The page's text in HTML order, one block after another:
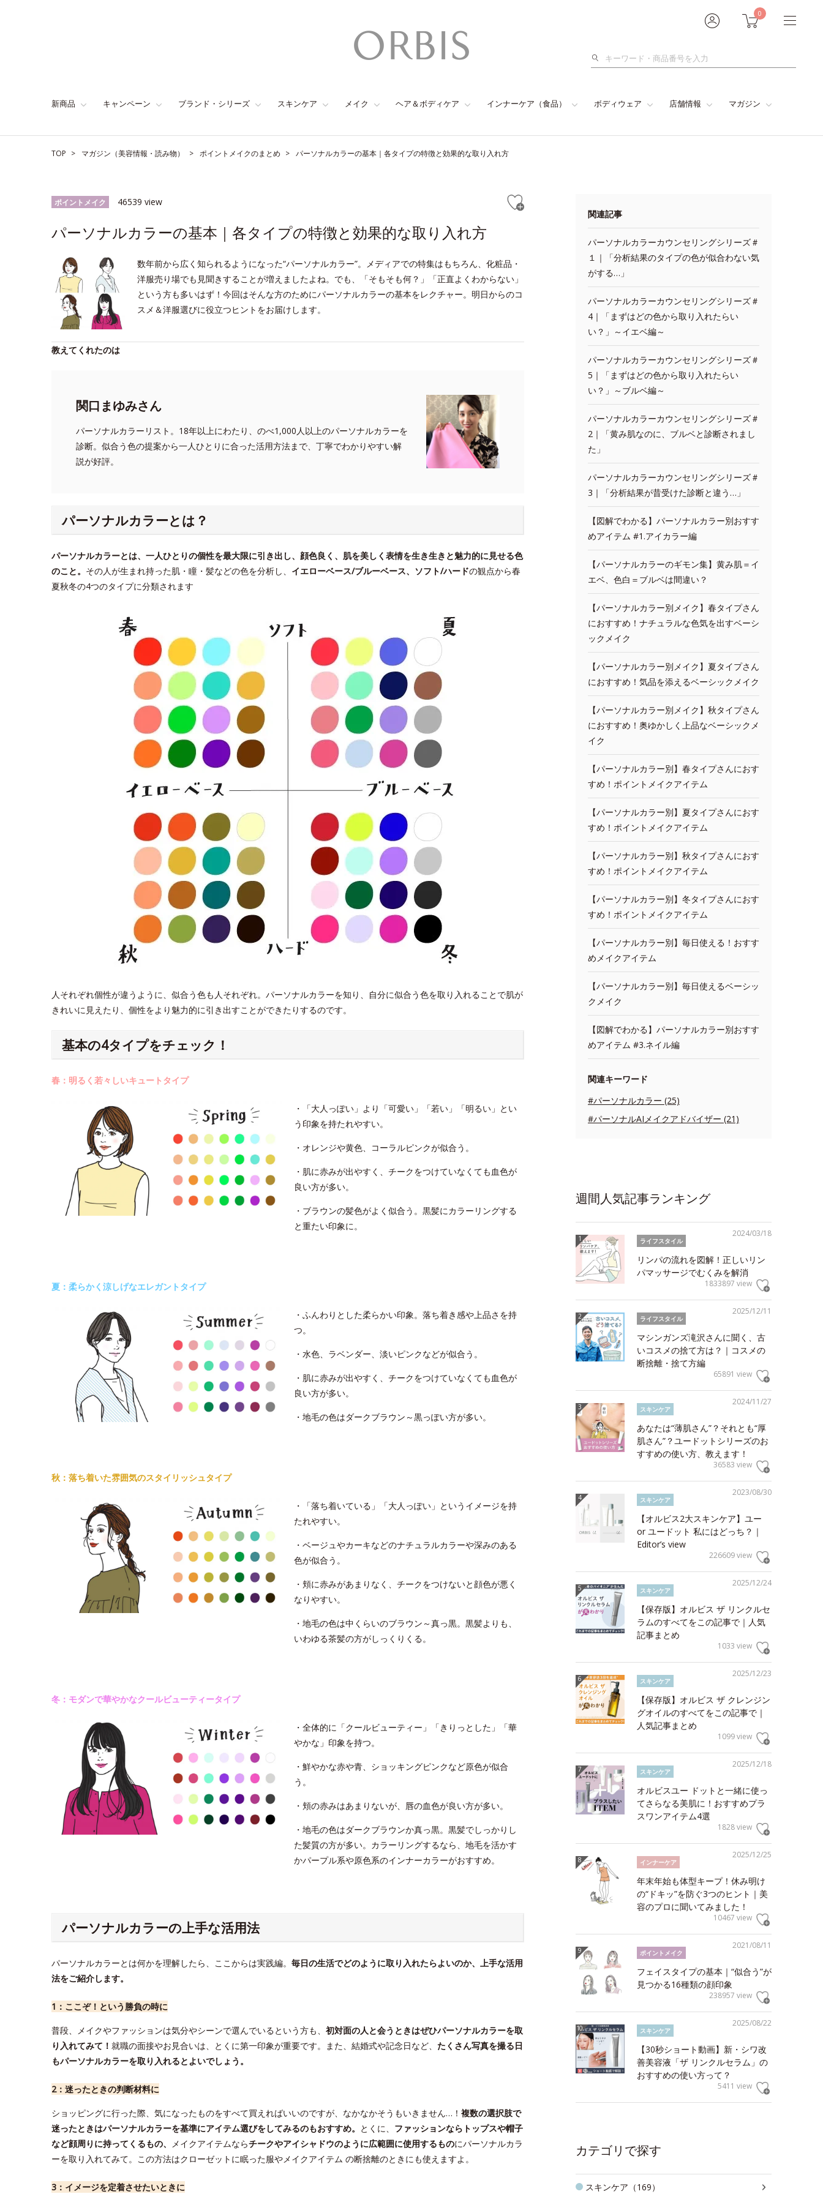
0
検
新商品 キャンペーン ブランド・シリーズ スキンケア メイク ヘア＆ボディケア インナーケア（食品） ボディウェア 店舗情報 マガジン
TOP マガジン（美容情報・読み物） ポイントメイクのまとめ パーソナルカラーの基本｜各タイプの特徴と効果的な取り入れ方
ポイントメイク 46539 view
パーソナルカラーの基本｜各タイプの特徴と効果的な取り入れ方
数年前から広く知られるようになった“パーソナルカラー”。メディアでの特集はもちろん、化粧品・
洋服売り場でも見聞きすることが増えましたよね。でも、「そもそも何？」「正直よくわからない」
という方も多いはず！今回はそんな方のためにパーソナルカラーの基本をレクチャー。明日からのコ
スメ＆洋服選びに役立つヒントをお届けします。
教えてくれたのは
関口まゆみさん
パーソナルカラーリスト。18年以上にわたり、のべ1,000人以上のパーソナルカラーを
診断。似合う色の提案から一人ひとりに合った活用方法まで、丁寧でわかりやすい解
説が好評。
パーソナルカラーとは？
パーソナルカラーとは、一人ひとりの個性を最大限に引き出し、顔色良く、肌を美しく表情を生き生きと魅力的に見せる色
のこと。 その人が生まれ持った肌・瞳・髪などの色を分析し、 イエローベース/ブルーベース、ソフト/ハードの観点から春
夏秋冬の4つのタイプに分類されます
人それぞれ個性が違うように、似合う色も人それぞれ。パーソナルカラーを知り、自分に似合う色を取り入れることで肌が
きれいに見えたり、個性をより魅力的に引き出すことができたりするのです。
基本の4タイプをチェック！
春：明るく若々しいキュートタイプ
・「大人っぽい」より「可愛い」「若い」「明るい」とい
う印象を持たれやすい。
・オレンジや黄色、コーラルピンクが似合う。
・肌に赤みが出やすく、チークをつけていなくても血色が
良い方が多い。
・ブラウンの髪色がよく似合う。黒髪にカラーリングする
と重たい印象に。
夏：柔らかく涼しげなエレガントタイプ
・ふんわりとした柔らかい印象。落ち着き感や上品さを持
つ。
・水色、ラベンダー、淡いピンクなどが似合う。
・肌に赤みが出やすく、チークをつけていなくても血色が
良い方が多い。
・地毛の色はダークブラウン～黒っぽい方が多い。
秋：落ち着いた雰囲気のスタイリッシュタイプ
・「落ち着いている」「大人っぽい」というイメージを持
たれやすい。
・ベージュやカーキなどのナチュラルカラーや深みのある
色が似合う。
・頬に赤みがあまりなく、チークをつけないと顔色が悪く
なりやすい。
・地毛の色は中くらいのブラウン～真っ黒。黒髪よりも、
いわゆる茶髪の方がしっくりくる。
冬：モダンで華やかなクールビューティータイプ
・全体的に「クールビューティー」「きりっとした」「華
やかな」印象を持つ。
・鮮やかな赤や青、ショッキングピンクなど原色が似合
う。
・頬の赤みはあまりないが、唇の血色が良い方が多い。
・地毛の色はダークブラウンか真っ黒。黒髪でしっかりし
た髪質の方が多い。カラーリングするなら、地毛を活かす
かパープル系や原色系のインナーカラーがおすすめ。
パーソナルカラーの上手な活用法
パーソナルカラーとは何かを理解したら、ここからは実践編。 毎日の生活でどのように取り入れたらよいのか、上手な活用
法をご紹介します。
1：ここぞ！という勝負の時に
普段、メイクやファッションは気分やシーンで選んでいるという方も、 初対面の人と会うときはぜひパーソナルカラーを取
り入れてみて！ 就職の面接やお見合いは、とくに第一印象が重要です。また、結婚式や記念日など、 たくさん写真を撮る日
もパーソナルカラーを取り入れるとよいでしょう。
2：迷ったときの判断材料に
ショッピングに行った際、気になったものをすべて買えればいいのですが、なかなかそうもいきません…！ 複数の選択肢で
迷ったときはパーソナルカラーを基準にアイテム選びをしてみるのもおすすめ。 とくに、 ファッションならトップスや帽子
など顔周りに持ってくるもの、
メイクアイテムならチークやアイシャドウのように広範囲に使用するものにパーソナルカラ
ーを取り入れてみて。この方法はクローゼットに眠った服やメイクアイテム の断捨離のときにも使えますよ。
3：イメージを定着させたいときに
関連記事
パーソナルカラーカウンセリングシリーズ＃
１｜「分析結果のタイプの色が似合わない気
がする…」
パーソナルカラーカウンセリングシリーズ＃
4｜「まずはどの色から取り入れたらい
い？」～イエベ編～
パーソナルカラーカウンセリングシリーズ＃
5｜「まずはどの色から取り入れたらい
い？」～ブルベ編～
パーソナルカラーカウンセリングシリーズ＃
2｜「黄み肌なのに、ブルベと診断されまし
た」
パーソナルカラーカウンセリングシリーズ＃
3｜「分析結果が昔受けた診断と違う…」
【図解でわかる】パーソナルカラー別おすす
めアイテム #1.アイカラー編
【パーソナルカラーのギモン集】黄み肌＝イ
エベ、色白＝ブルベは間違い？
【パーソナルカラー別メイク】春タイプさん
におすすめ！ナチュラルな色気を出すベーシ
ックメイク
【パーソナルカラー別メイク】夏タイプさん
におすすめ！気品を添えるベーシックメイク
【パーソナルカラー別メイク】秋タイプさん
におすすめ！奥ゆかしく上品なベーシックメ
イク
【パーソナルカラー別】春タイプさんにおす
すめ！ポイントメイクアイテム
【パーソナルカラー別】夏タイプさんにおす
すめ！ポイントメイクアイテム
【パーソナルカラー別】秋タイプさんにおす
すめ！ポイントメイクアイテム
【パーソナルカラー別】冬タイプさんにおす
すめ！ポイントメイクアイテム
【パーソナルカラー別】毎日使える！おすす
めメイクアイテム
【パーソナルカラー別】毎日使えるベーシッ
クメイク
【図解でわかる】パーソナルカラー別おすす
めアイテム #3.ネイル編
関連キーワード
#パーソナルカラー (25)
#パーソナルAIメイクアドバイザー (21)
週間人気記事ランキング
2024/03/18
ライフスタイル
リンパの流れを図解！正しいリン
パマッサージでむくみを解消
1833897 view
2025/12/11
ライフスタイル
マシンガンズ滝沢さんに聞く、古
いコスメの捨て方は？｜コスメの
断捨離・捨て方編
65891 view
2024/11/27
スキンケア
あなたは“薄肌さん”？それとも“厚
肌さん”？ユードットシリーズのお
すすめの使い方、教えます！
36583 view
2023/08/30
スキンケア
【オルビス2大スキンケア】ユー
or ユードット 私にはどっち？｜
Editor’s view
226609 view
2025/12/24
スキンケア
【保存版】オルビス ザ リンクルセ
ラムのすべてをこの記事で｜人気
記事まとめ
1033 view
2025/12/23
スキンケア
【保存版】オルビス ザ クレンジン
グオイルのすべてをこの記事で｜
人気記事まとめ
1099 view
2025/12/18
スキンケア
オルビスユー ドットと一緒に使っ
てさらなる美肌に！おすすめプラ
スワンアイテム4選
1828 view
2025/12/25
インナーケア
年末年始も体型キープ！休み明け
の“ドキッ”を防ぐ3つのヒント｜美
容のプロに聞いてみました！
10467 view
2021/08/11
ポイントメイク
フェイスタイプの基本｜“似合う”が
見つかる16種類の顔印象
238957 view
2025/08/22
スキンケア
【30秒ショート動画】新・シワ改
善美容液「ザ リンクルセラム」の
おすすめの使い方って？
5411 view
カテゴリで探す
スキンケア（169）